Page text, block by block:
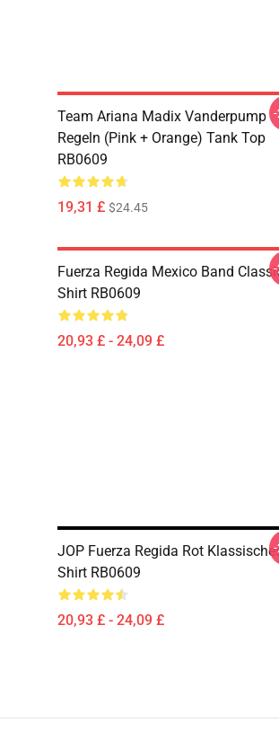
Team Ariana Madix Vanderpump
Regeln (Pink + Orange) Tank Top
RB0609
19,31 £ $24.45
Fuerza Regida Mexico Band
Shirt RB0609
20,93 £ - 24,09 £
JOP Fuerza Regida Rot
Shirt RB0609
20,93 £ - 24,09 £